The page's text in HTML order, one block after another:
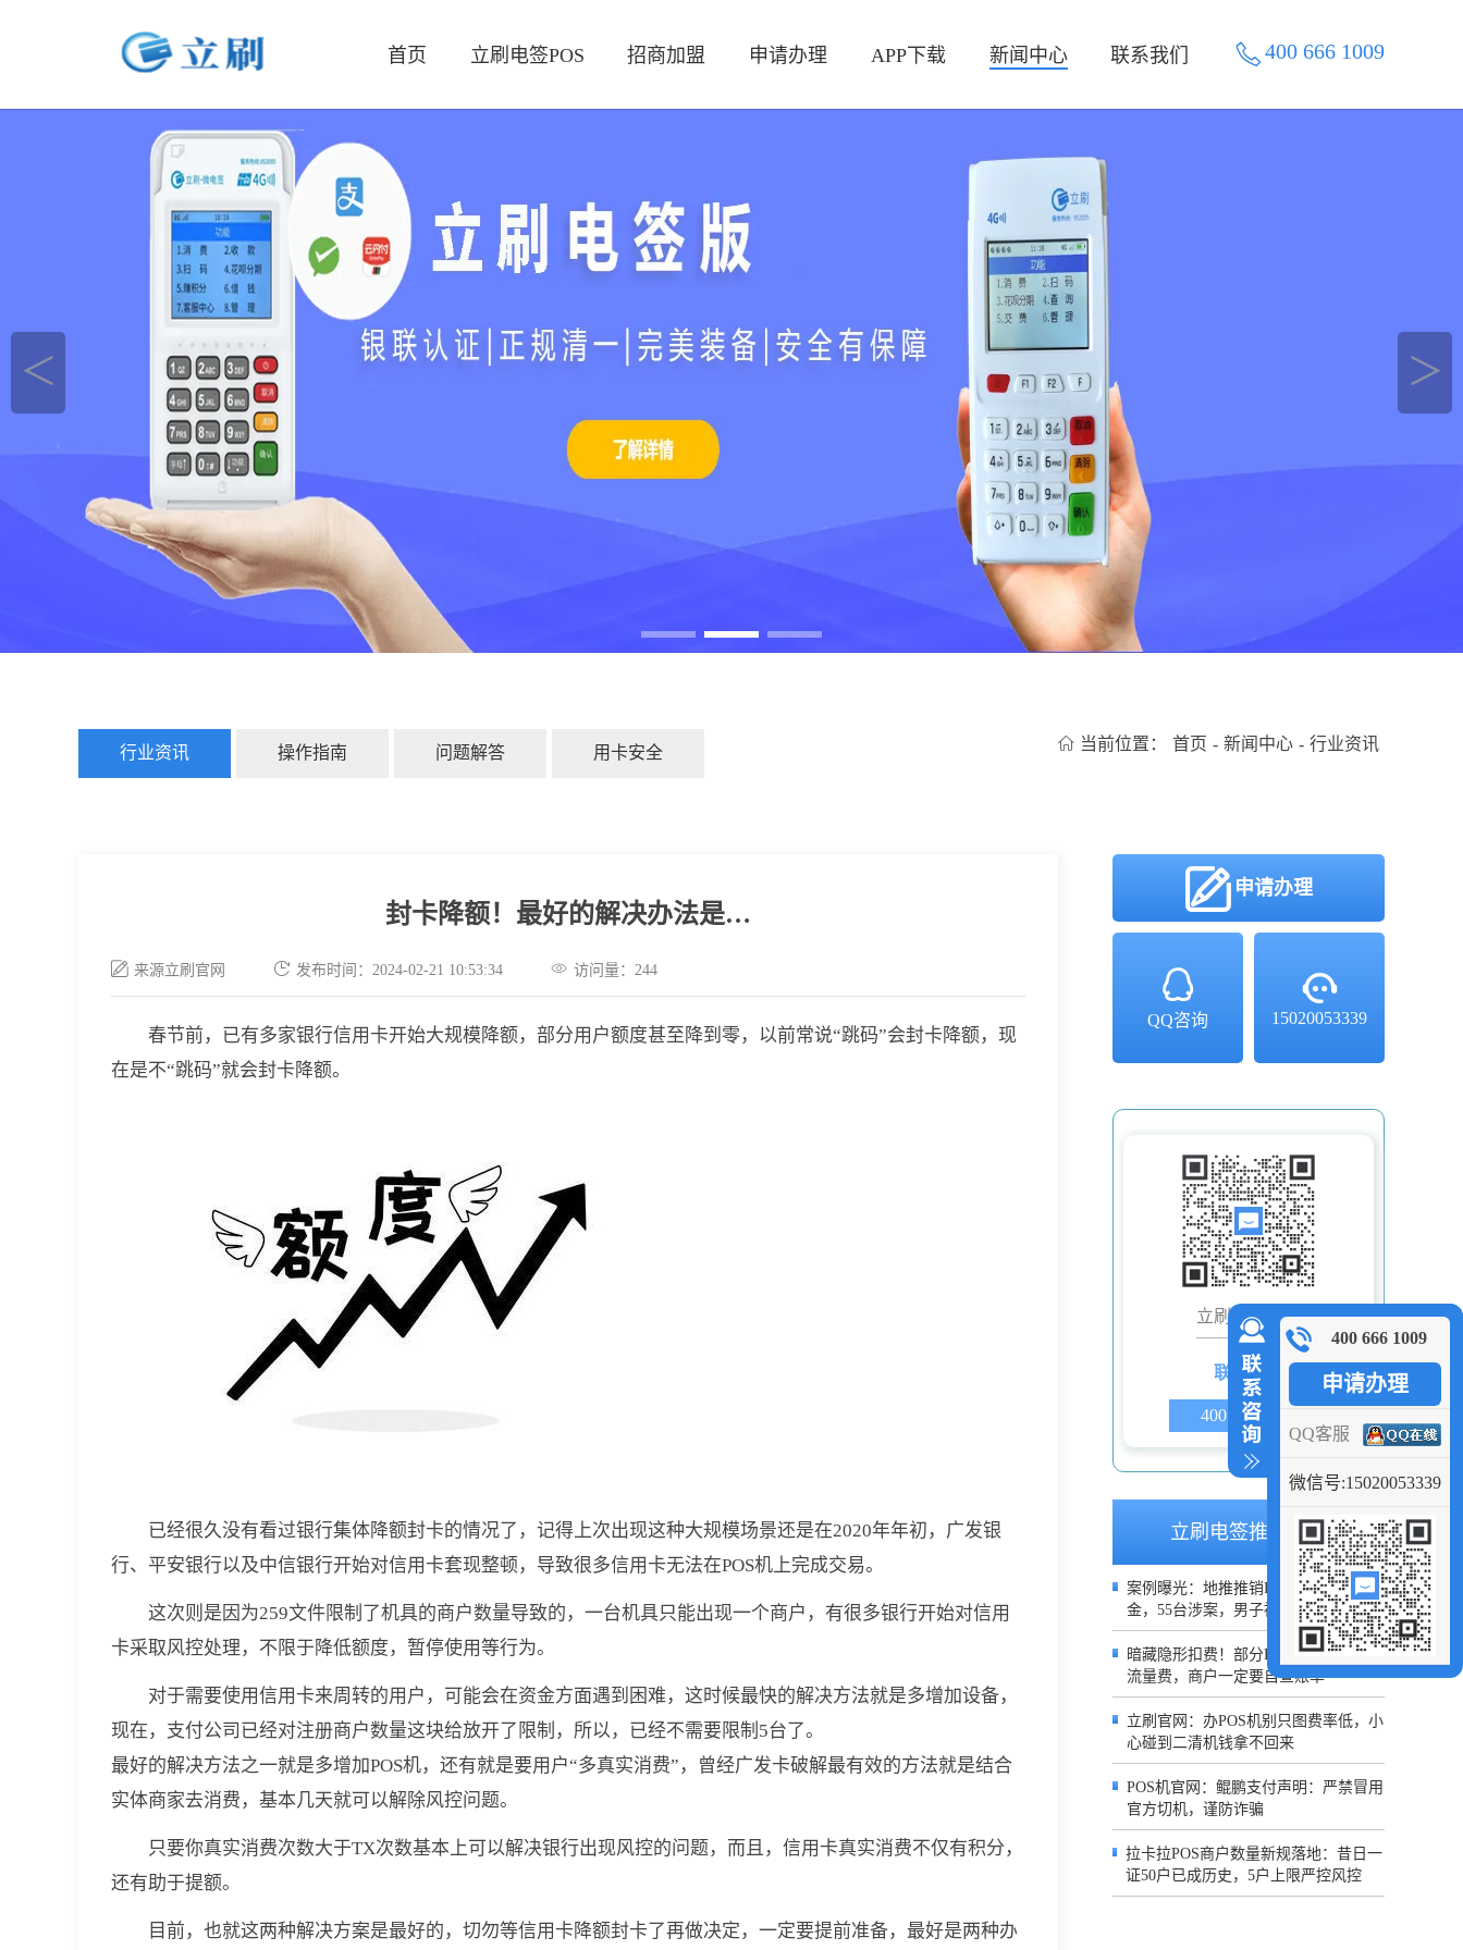
首页 立刷电签POS 招商加盟 申请办理 APP下载 新闻中心 联系我们 400 666 1009
＜ ＞
行业资讯 操作指南 问题解答 用卡安全 当前位置： 首页 - 新闻中心 - 行业资讯
封卡降额！最好的解决办法是…
来源立刷官网 发布时间：2024-02-21 10:53:34 访问量： 244
春节前，已有多家银行信用卡开始大规模降额，部分用户额度甚至降到零，以前常说“跳码”会封卡降额，现
在是不“跳码”就会封卡降额。
已经很久没有看过银行集体降额封卡的情况了，记得上次出现这种大规模场景还是在2020年年初，广发银
行、平安银行以及中信银行开始对信用卡套现整顿，导致很多信用卡无法在POS机上完成交易。
这次则是因为259文件限制了机具的商户数量导致的，一台机具只能出现一个商户，有很多银行开始对信用
卡采取风控处理，不限于降低额度，暂停使用等行为。
对于需要使用信用卡来周转的用户，可能会在资金方面遇到困难，这时候最快的解决方法就是多增加设备，
现在，支付公司已经对注册商户数量这块给放开了限制，所以，已经不需要限制5台了。
最好的解决方法之一就是多增加POS机，还有就是要用户“多真实消费”，曾经广发卡破解最有效的方法就是结合
实体商家去消费，基本几天就可以解除风控问题。
只要你真实消费次数大于TX次数基本上可以解决银行出现风控的问题，而且，信用卡真实消费不仅有积分，
还有助于提额。
目前，也就这两种解决方案是最好的，切勿等信用卡降额封卡了再做决定，一定要提前准备，最好是两种办
申请办理
QQ咨询 15020053339
立刷微信客服
联系电话
400 666 1009
立刷电签推荐文章
案例曝光：地推推销POS机套路收押
金，55台涉案，男子被判3年
暗藏隐形扣费！部分POS半年被扣199
流量费，商户一定要自查账单
立刷官网：办POS机别只图费率低，小
心碰到二清机钱拿不回来
POS机官网：鲲鹏支付声明：严禁冒用
官方切机，谨防诈骗
拉卡拉POS商户数量新规落地：昔日一
证50户已成历史，5户上限严控风控
400 666 1009
申请办理
QQ客服
微信号:15020053339